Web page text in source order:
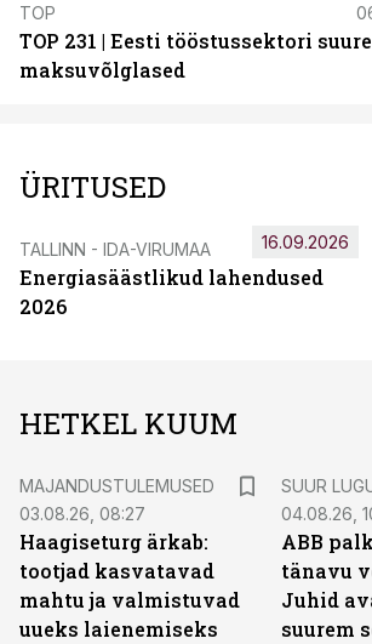
TOP
TOP 231 | Eesti tööstussektori
maksuvõlglased
ÜRITUSED
TALLINN - IDA-VIRUMAA
Energiasäästlikud lahendused
2026
16.09.2026
HETKEL KUUM
MAJANDUSTULEMUSED
03.08.26, 08:27
Haagiseturg ärkab:
tootjad kasvatavad
mahtu ja valmistuvad
uueks laienemiseks
SUUR
04.08.26,
ABB
tänavu
Juhid
suurem